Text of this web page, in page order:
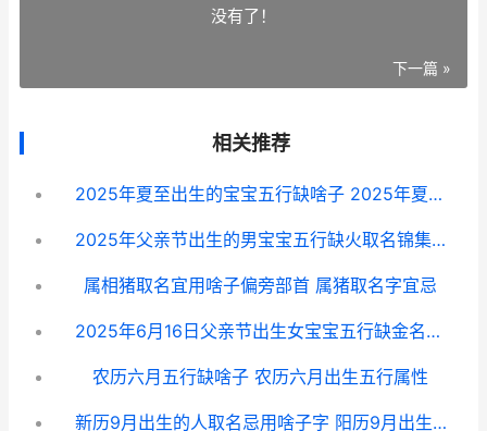
没有了！
下一篇 »
相关推荐
2025年夏至出生的宝宝五行缺啥子 2025年夏至当天出生的人命运如何
2025年父亲节出生的男宝宝五行缺火取名锦集 父亲节是几月几日2025年
属相猪取名宜用啥子偏旁部首 属猪取名字宜忌
2025年6月16日父亲节出生女宝宝五行缺金名字主推 2025年6月16日是什么日子?
农历六月五行缺啥子 农历六月出生五行属性
新历9月出生的人取名忌用啥子字 阳历9月出生的人是什么命